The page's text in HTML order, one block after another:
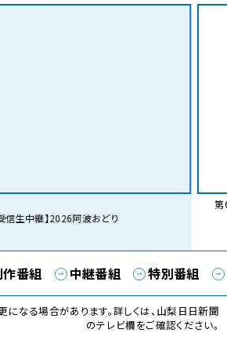
料金シミュレーション
信生中継】2026阿波おどり
第
作番組 中継番組 特別番組
なる場合があります。詳しくは、山梨日日新聞
のテレビ欄をご確認ください。